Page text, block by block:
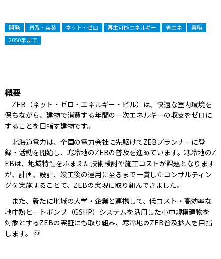
開発 普及・実装 ネット・ゼロ 再生可能エネルギー 省エネ
業務
2050年まで
概要
ZEB（ネット・ゼロ・エネルギー・ビル）は、快適な室内環境を
保ちながら、建物で消費する年間の一次エネルギーの収支をゼロに
することを目指す建物です。
北海道電力は、全国の電力会社に先駆けてZEBプランナーに登
録・活動を開始し、寒冷地のZEBの普及を進めています。寒冷地のZ
EBは、地域特性をふまえた技術検討や施工コストが課題となります
が、計画、設計、竣工後の運用に至るまで一貫したコンサルティン
グを実施することで、ZEBの実現に取り組んできました。
また、新たに地域の大学・企業と連携して、低コスト・高効率な
地中熱ヒートポンプ（GSHP）システムを活用した小中規模建物を
対象とするZEBの実証にも取り組み、寒冷地のZEB普及拡大を目指
します。 